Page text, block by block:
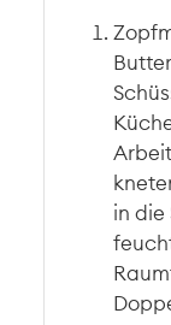
in die